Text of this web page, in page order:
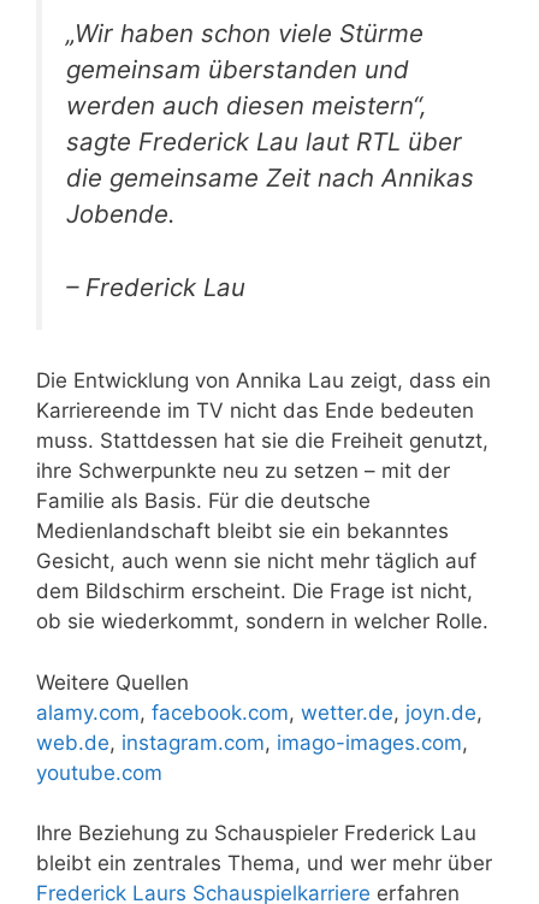
„Wir haben schon viele Stürme
gemeinsam überstanden und
werden auch diesen meistern“,
sagte Frederick Lau laut RTL über
die gemeinsame Zeit nach Annikas
Jobende.
– Frederick Lau
Die Entwicklung von Annika Lau zeigt, dass ein
Karriereende im TV nicht das Ende bedeuten
muss. Stattdessen hat sie die Freiheit genutzt,
ihre Schwerpunkte neu zu setzen – mit der
Familie als Basis. Für die deutsche
Medienlandschaft bleibt sie ein bekanntes
Gesicht, auch wenn sie nicht mehr täglich auf
dem Bildschirm erscheint. Die Frage ist nicht,
ob sie wiederkommt, sondern in welcher Rolle.
Weitere Quellen
alamy.com, facebook.com, wetter.de, joyn.de,
web.de, instagram.com, imago-images.com,
youtube.com
Ihre Beziehung zu Schauspieler Frederick Lau
bleibt ein zentrales Thema, und wer mehr über
Frederick Laurs Schauspielkarriere erfahren